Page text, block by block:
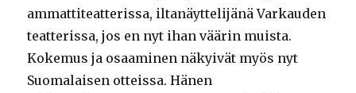
ammattiteatterissa, iltanäyttelijänä Varkauden
teatterissa, jos en nyt ihan väärin muista.
Kokemus ja osaaminen näkyivät myös nyt
Suomalaisen otteissa. Hänen